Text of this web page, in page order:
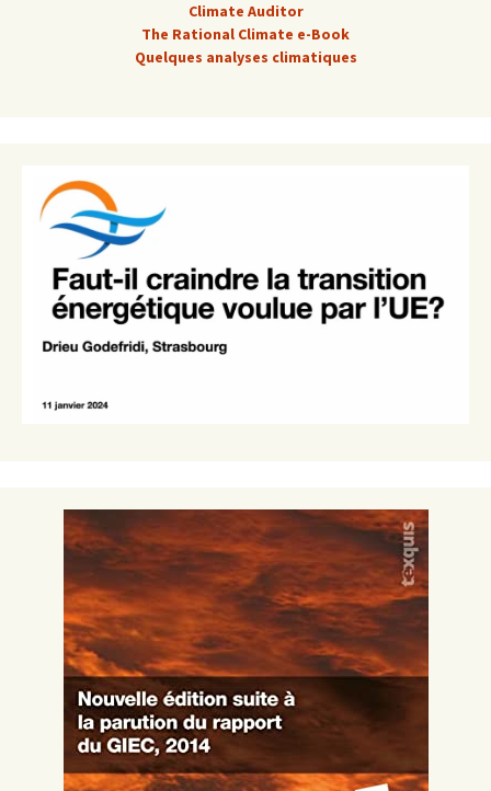
Climate Auditor
The Rational Climate e-Book
Quelques analyses climatiques